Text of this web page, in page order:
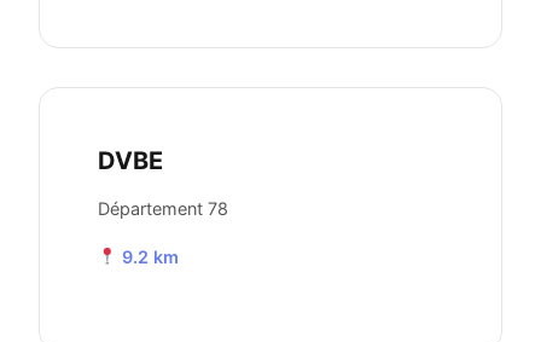
DVBE
Département 78
9.2 km